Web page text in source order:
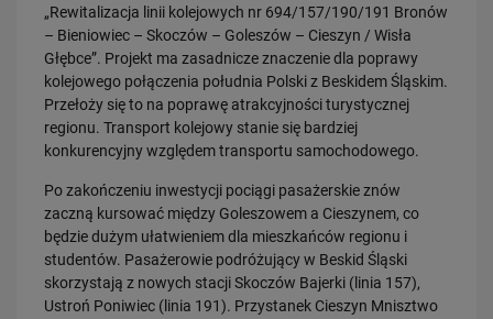
„Rewitalizacja linii kolejowych nr 694/157/190/191 Bronów
– Bieniowiec – Skoczów – Goleszów – Cieszyn / Wisła
Głębce”. Projekt ma zasadnicze znaczenie dla poprawy
kolejowego połączenia południa Polski z Beskidem Śląskim.
Przełoży się to na poprawę atrakcyjności turystycznej
regionu. Transport kolejowy stanie się bardziej
konkurencyjny względem transportu samochodowego.
Po zakończeniu inwestycji pociągi pasażerskie znów
zaczną kursować między Goleszowem a Cieszynem, co
będzie dużym ułatwieniem dla mieszkańców regionu i
studentów. Pasażerowie podróżujący w Beskid Śląski
skorzystają z nowych stacji Skoczów Bajerki (linia 157),
Ustroń Poniwiec (linia 191). Przystanek Cieszyn Mnisztwo
31.07.2026
Dobre zmiany dla mieszkańców Katowic. Gotowy jest ważny wiadukt
drogowy